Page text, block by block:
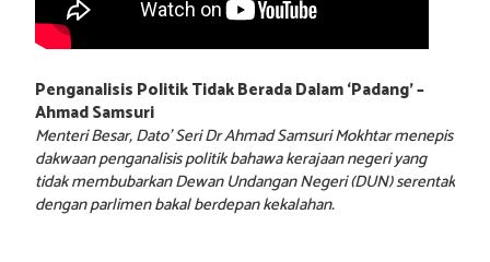
Penganalisis Politik Tidak Berada Dalam ‘Padang’ –
Ahmad Samsuri
Menteri Besar, Dato’ Seri Dr Ahmad Samsuri Mokhtar menepis
dakwaan penganalisis politik bahawa kerajaan negeri yang
tidak membubarkan Dewan Undangan Negeri (DUN) serentak
dengan parlimen bakal berdepan kekalahan.